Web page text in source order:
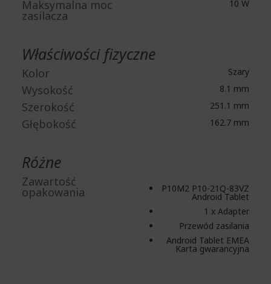
Maksymalna moc
zasilacza
10 W
Właściwości fizyczne
Kolor Szary
Wysokość 8.1 mm
Szerokość 251.1 mm
Głębokość 162.7 mm
Różne
Zawartość
opakowania P10M2 P10-21Q-83VZ
Android Tablet
1 x Adapter
Przewód zasilania
Android Tablet EMEA
Karta gwarancyjna